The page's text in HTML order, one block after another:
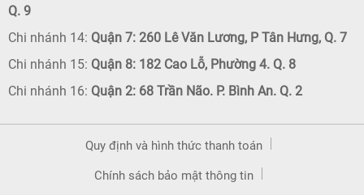
Q. 9
Chi nhánh 14: Quận 7: 260 Lê Văn Lương, P Tân Hưng, Q. 7
Chi nhánh 15: Quận 8: 182 Cao Lỗ, Phường 4. Q. 8
Chi nhánh 16: Quận 2: 68 Trần Não. P. Bình An. Q. 2
Quy định và hình thức thanh toán
Chính sách bảo mật thông tin